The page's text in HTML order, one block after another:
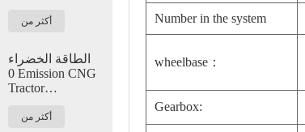
انبعاثات صفرية
أكثر من
الطاقة الخضراء
0 Emission CNG
Tractor
420HP
أكثر من
Number in the system
wheelbase：
Gearbox: